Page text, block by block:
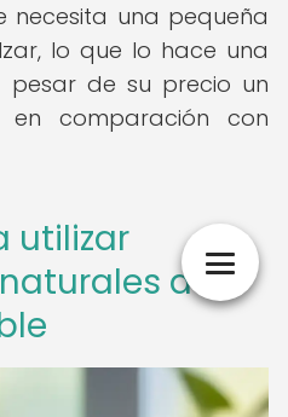
necesita una pequeña
lo que lo hace una
de su precio un
comparación con
utilizar
de